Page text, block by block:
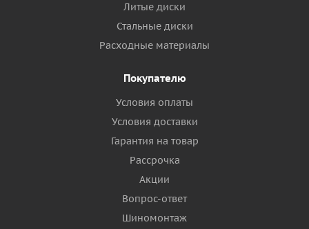
Литые диски
Стальные диски
Расходные материалы
Покупателю
Условия оплаты
Условия доставки
Гарантия на товар
Рассрочка
Акции
Вопрос-ответ
Шиномонтаж